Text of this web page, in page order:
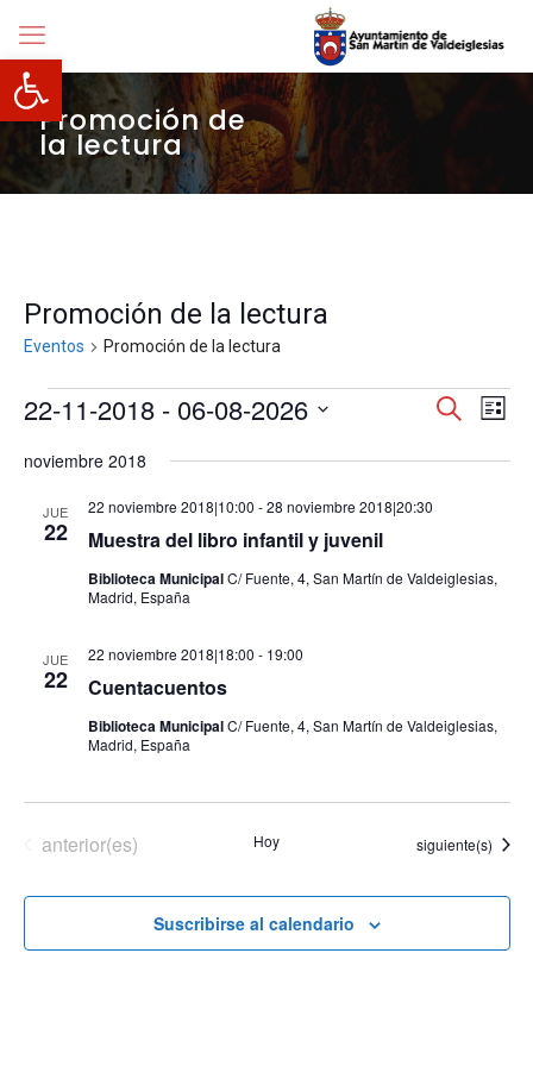
Abrir barra de herramientas
Promoción de
la lectura
Promoción de la lectura
Eventos Promoción de la lectura
Eventos
vistas
de
Buscar
de
de
Lista
22-11-2018 - 06-08-2026
la
noviembre 2018
JUE
22 Muestra del libro infantil y juvenil
22 noviembre 2018|10:00 -28 noviembre 2018|20:30
Biblioteca MunicipalC/ Fuente, 4, San Martín de Valdeiglesias,
Madrid, España
JUE
22 Cuentacuentos
22 noviembre 2018|18:00 - 19:00
Biblioteca MunicipalC/ Fuente, 4, San Martín de Valdeiglesias,
Madrid, España
Eventos
anterior(es) Hoy Eventos
siguiente(s)
Suscribirse al calendario